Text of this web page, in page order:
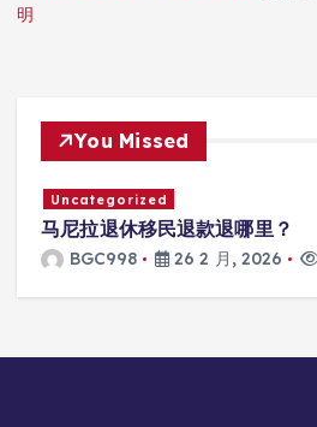
明
You Missed
Uncategorized
马尼拉退休移民退款退哪里？
BGC998 26 2 月, 2026